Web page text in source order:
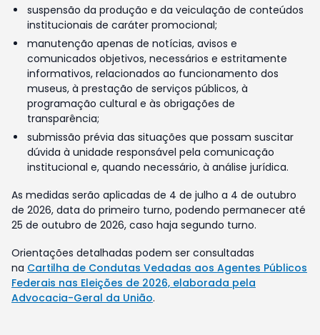
suspensão da produção e da veiculação de conteúdos
institucionais de caráter promocional;
manutenção apenas de notícias, avisos e
comunicados objetivos, necessários e estritamente
informativos, relacionados ao funcionamento dos
museus, à prestação de serviços públicos, à
programação cultural e às obrigações de
transparência;
submissão prévia das situações que possam suscitar
dúvida à unidade responsável pela comunicação
institucional e, quando necessário, à análise jurídica.
As medidas serão aplicadas de 4 de julho a 4 de outubro
de 2026, data do primeiro turno, podendo permanecer até
25 de outubro de 2026, caso haja segundo turno.
Orientações detalhadas podem ser consultadas
na Cartilha de Condutas Vedadas aos Agentes Públicos
Federais nas Eleições de 2026, elaborada pela
Advocacia-Geral da União.